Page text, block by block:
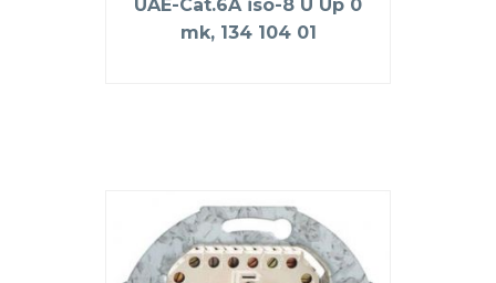
UAE-Cat.6A iso-8 U Up 0
mk, 134 104 01